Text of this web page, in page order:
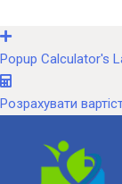
Popup Calculator's
Розрахувати